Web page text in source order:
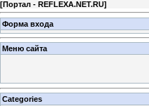
[Портал - REFLEXA.NET.RU]
Форма входа
Меню сайта
Categories